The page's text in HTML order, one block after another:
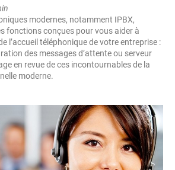
modernes, notamment IPBX,
fonctions conçues pour vous aider à
l’accueil téléphonique de votre entreprise :
des messages d’attente ou serveur
en revue de ces incontournables de la
moderne.